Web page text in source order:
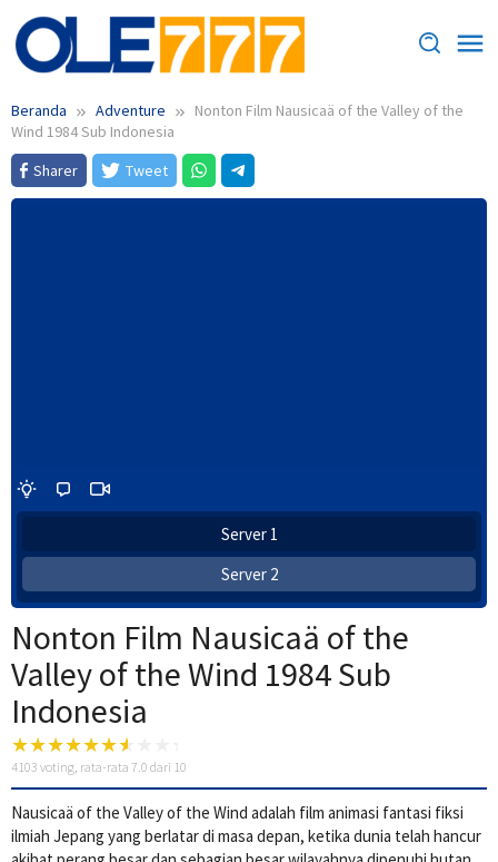
Loncat
ke
konten
Beranda Adventure
Nonton Film Nausicaä of the Valley of the
Wind 1984 Sub Indonesia
Sharer
Tweet
Server 1
Server 2
Nonton Film Nausicaä of the
Valley of the Wind 1984 Sub
Indonesia
4103 voting, rata-rata 7.0 dari 10
Nausicaä of the Valley of the Wind adalah film animasi fantasi fiksi
ilmiah Jepang yang berlatar di masa depan, ketika dunia telah hancur